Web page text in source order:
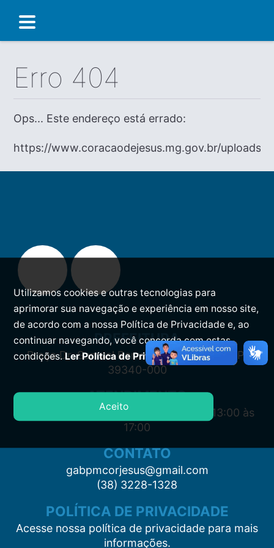
Erro 404
Ops... Este endereço está errado:
https://www.coracaodejesus.mg.gov.br/uploads/
PREFEITURA
Praça Dr. Samuel Barreto, s/n, Centro CEP:
39340-000
ATENDIMENTO
Segunda à Sexta: 7:00 às 11:00 e das 13:00 às
17:00
CONTATO
gabpmcorjesus@gmail.com
(38) 3228-1328
POLÍTICA DE PRIVACIDADE
Acesse nossa política de privacidade para mais
informações.
Utilizamos cookies e outras tecnologias para
aprimorar sua navegação e experiência em nosso site,
de acordo com a nossa Política de Privacidade e, ao
continuar navegando, você concorda com estas
condições.Ler Política de Privacidade.
Aceito